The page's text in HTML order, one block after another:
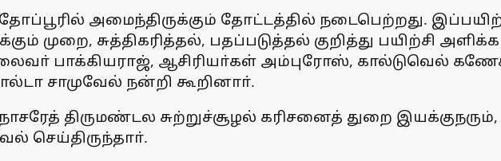
அமைந்திருக்கும் தோட்டத்தில் நடைபெற்றது.
முறை, சுத்திகரித்தல், பதப்படுத்தல் குறித்து பயிற்சி
பாக்கியராஜ், ஆசிரியா்கள் அம்புரோஸ், கால்டுவெல்
சாமுவேல் நன்றி கூறினாா்.
நாசரேத் திருமண்டல சுற்றுச்சூழல் கரிசனைத் துறை
செய்திருந்தாா்.